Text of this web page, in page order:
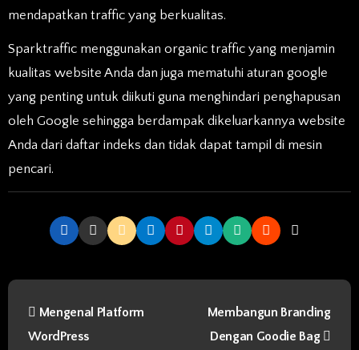
mendapatkan traffic yang berkualitas.
Sparktraffic menggunakan organic traffic yang menjamin
kualitas website Anda dan juga mematuhi aturan google
yang penting untuk diikuti guna menghindari penghapusan
oleh Google sehingga berdampak dikeluarkannya website
Anda dari daftar indeks dan tidak dapat tampil di mesin
pencari.
P
Mengenal Platform
WordPress
Membangun Branding
Dengan Goodie Bag